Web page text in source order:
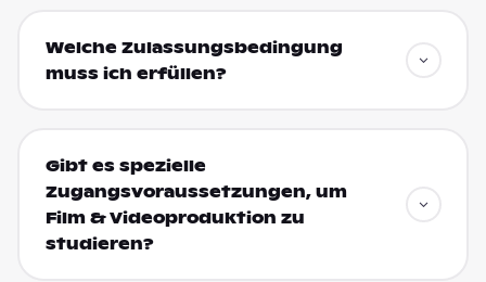
Welche Zulassungsbedingung
muss ich erfüllen?
Gibt es spezielle
Zugangsvoraussetzungen, um
Film & Videoproduktion zu
studieren?